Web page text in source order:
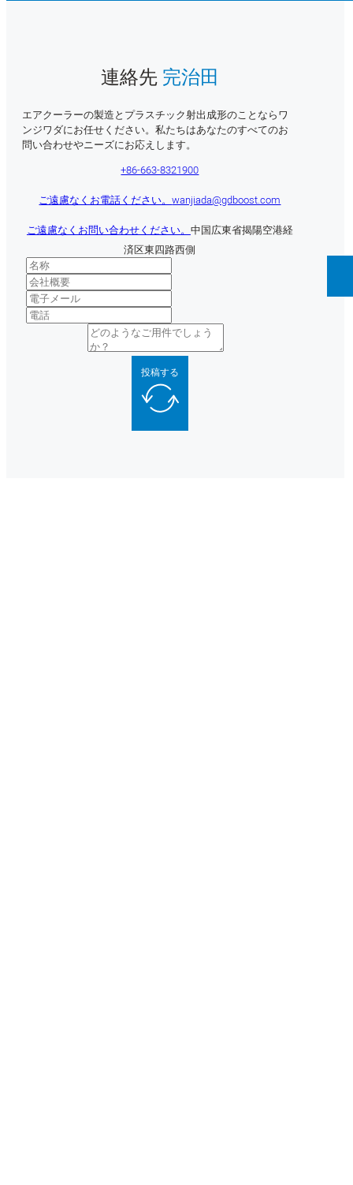
連絡先 完治田
エアクーラーの製造とプラスチック射出成形のことならワ
ンジワダにお任せください。私たちはあなたのすべてのお
問い合わせやニーズにお応えします。
+86-663-8321900
ご遠慮なくお電話ください。wanjiada@gdboost.com
ご遠慮なくお問い合わせください。 中国広東省揭陽空港経
済区東四路西側
投稿する